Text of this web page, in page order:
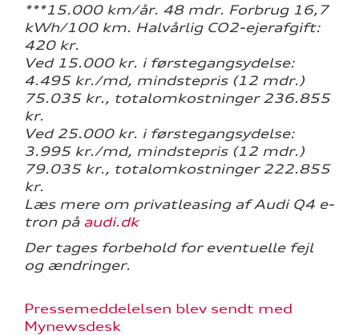
***15.000 km/år. 48 mdr. Forbrug 16,7
kWh/100 km. Halvårlig CO2-ejerafgift:
420 kr.
Ved 15.000 kr. i førstegangsydelse:
4.495 kr./md, mindstepris (12 mdr.)
75.035 kr., totalomkostninger 236.855
kr.
Ved 25.000 kr. i førstegangsydelse:
3.995 kr./md, mindstepris (12 mdr.)
79.035 kr., totalomkostninger 222.855
kr.
Læs mere om privatleasing af Audi Q4 e-
tron på audi.dk
Der tages forbehold for eventuelle fejl
og ændringer.
Pressemeddelelsen blev sendt med
Mynewsdesk